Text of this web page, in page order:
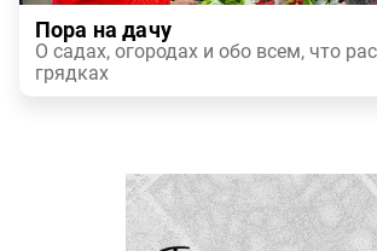
Пора на дачу
О садах, огородах и обо всем, что
грядках